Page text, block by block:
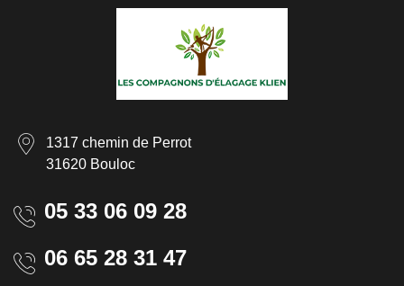
1317 chemin de Perrot
31620 Bouloc
05 33 06 09 28
06 65 28 31 47